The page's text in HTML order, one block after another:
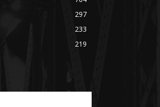
297
233
219